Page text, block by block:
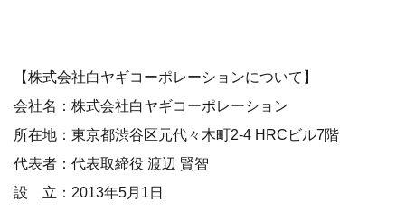
【株式会社白ヤギコーポレーションについて】
会社名：株式会社白ヤギコーポレーション
所在地：東京都渋谷区元代々木町2-4 HRCビル7階
代表者：代表取締役 渡辺 賢智
設 立：2013年5月1日